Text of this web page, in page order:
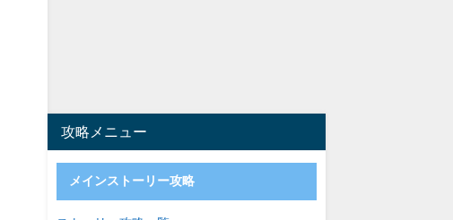
攻略メニュー
メインストーリー攻略